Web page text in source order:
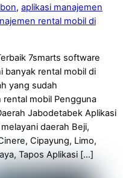
, aplikasi manajemen
rental mobil di
7smarts software
banyak rental mobil di
yang sudah
mobil Pengguna
Jabodetabek Aplikasi
daerah Beji,
Cipayung, Limo,
Tapos Aplikasi […]